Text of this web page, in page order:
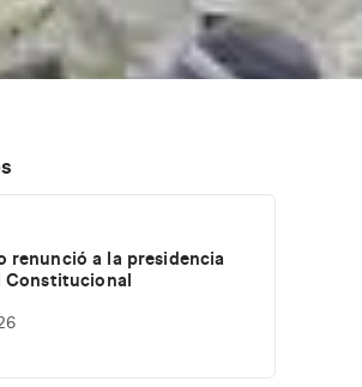
renunció a la presidencia
Constitucional